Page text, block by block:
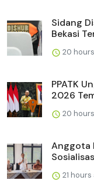
Sidang
Bekasi
20
PPATK
2026
20
Anggota
21 hours